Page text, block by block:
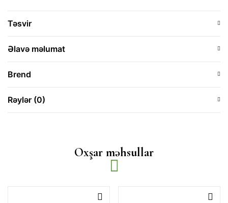
Təsvir
Əlavə məlumat
Brend
Rəylər (0)
Oxşar məhsullar